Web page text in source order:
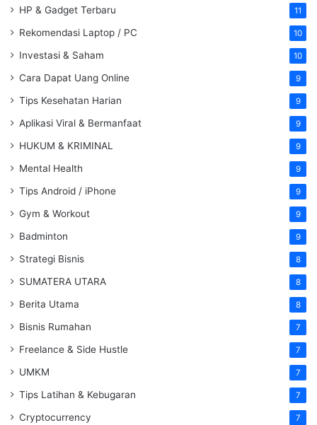
HP & Gadget Terbaru 11
Rekomendasi Laptop / PC 10
Investasi & Saham 10
Cara Dapat Uang Online 9
Tips Kesehatan Harian 9
Aplikasi Viral & Bermanfaat 9
HUKUM & KRIMINAL 9
Mental Health 9
Tips Android / iPhone 9
Gym & Workout 9
Badminton 9
Strategi Bisnis 8
SUMATERA UTARA 8
Berita Utama 8
Bisnis Rumahan 7
Freelance & Side Hustle 7
UMKM 7
Tips Latihan & Kebugaran 7
Cryptocurrency 7